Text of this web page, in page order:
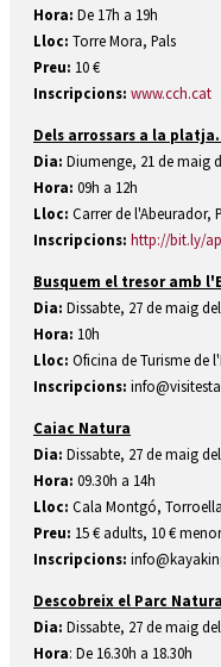
Hora: De 17h a 19h
Lloc: Torre Mora, Pals
Preu: 10 €
Inscripcions: www.cch.cat
Dels arrossars a la
Dia: Diumenge, 21 de maig
Hora: 09h a 12h
Lloc: Carrer de l'Abeurador,
Inscripcions: http://bit.ly/
Busquem el tresor amb
Dia: Dissabte, 27 de maig
Hora: 10h
Lloc: Oficina de Turisme de
Inscripcions:
Caiac Natura
Dia: Dissabte, 27 de maig
Hora: 09.30h a 14h
Lloc: Cala Montgó,
Preu: 15 € adults, 10 €
Inscripcions:
Descobreix el Parc
Dia: Dissabte, 27 de maig
Hora: De 16.30h a 18.30h